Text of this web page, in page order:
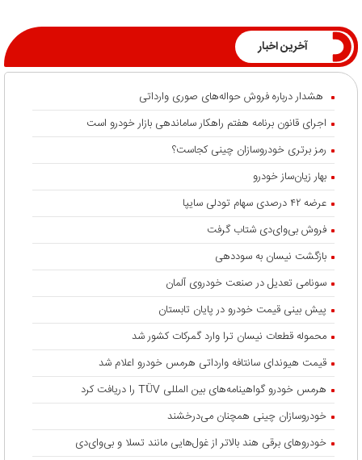
آخرین اخبار
هشدار درباره فروش حواله‌های صوری وارداتی
اجرای قانون برنامه هفتم راهکار ساماندهی بازار خودرو است
رمز برتری خودروسازان چینی کجاست؟
بهار زیان‌ساز خودرو
عرضه ۴۲ درصدی سهام تودلی سایپا
فروش بی‌وای‌دی شتاب گرفت
بازگشت نیسان به سوددهی
سونامی تعدیل در صنعت خودروی آلمان
پیش بینی قیمت خودرو در پایان تابستان
محموله قطعات نیسان ترا وارد گمرکات کشور شد
قیمت هیوندای سانتافه وارداتی هرمس خودرو اعلام شد
هرمس خودرو گواهینامه‌های بین المللی TÜV را دریافت کرد
خودروسازان چینی همچنان می‌درخشند
خودروهای برقی هند بالاتر از غول‌هایی مانند تسلا و بی‌وای‌دی